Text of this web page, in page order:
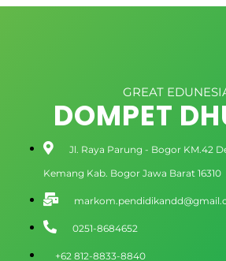
GREAT
DOMPET
Jl. Raya Parung - Bogor KM.42
Kemang Kab. Bogor Jawa Barat 16310
0251-8684652
+62 812-8833-8840